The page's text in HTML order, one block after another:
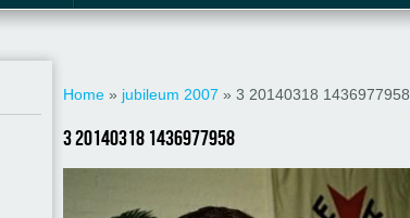
Home » jubileum 2007 » 3 20140318 1436977958
3 20140318 1436977958